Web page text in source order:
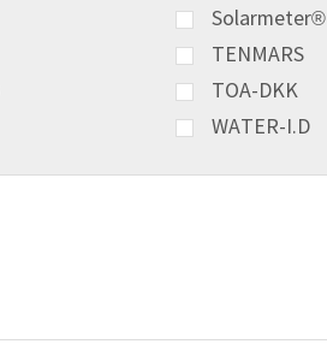
Solarmeter®
TENMARS
TOA-DKK
WATER-I.D